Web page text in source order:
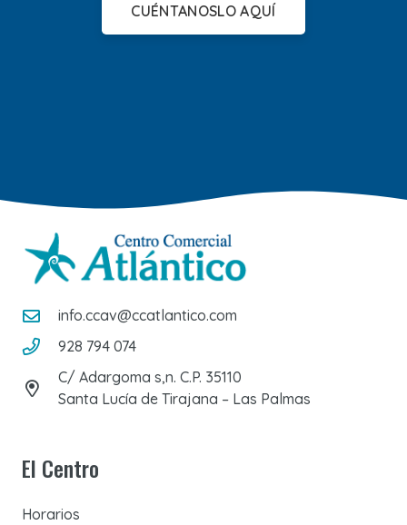
CUÉNTANOSLO AQUÍ
info.ccav@ccatlantico.com
928 794 074
C/ Adargoma s,n. C.P. 35110
Santa Lucía de Tirajana – Las Palmas
El Centro
Horarios